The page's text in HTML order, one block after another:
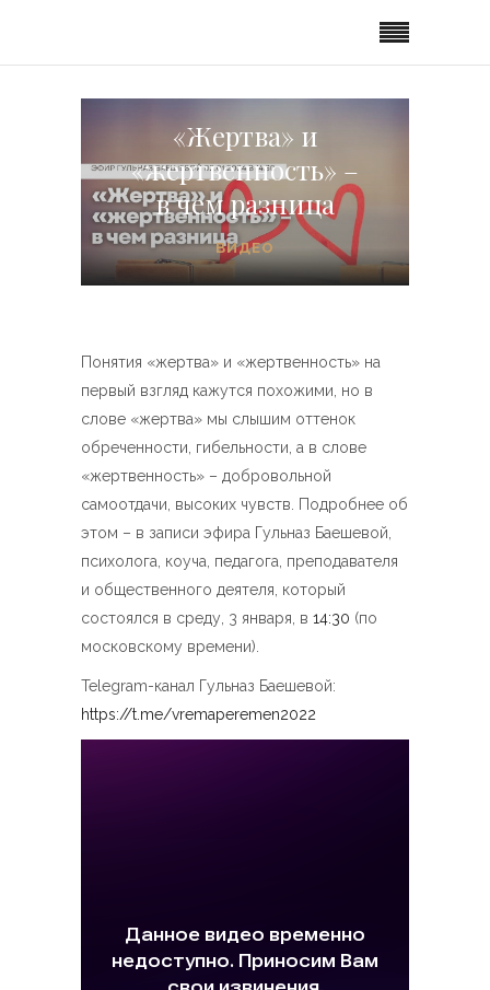
«Жертва» и
«жертвенность» –
в чем разница
ВИДЕО
Понятия «жертва» и «жертвенность» на
первый взгляд кажутся похожими, но в
слове «жертва» мы слышим оттенок
обреченности, гибельности, а в слове
«жертвенность» – добровольной
самоотдачи, высоких чувств. Подробнее об
этом – в записи эфира Гульназ Баешевой,
психолога, коуча, педагога, преподавателя
и общественного деятеля, который
состоялся в среду, 3 января, в 14:30 (по
московскому времени).
Telegram-канал Гульназ Баешевой:
https://t.me/vremaperemen2022